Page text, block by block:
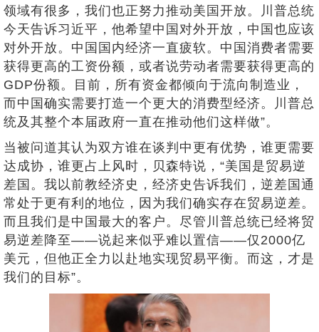
领域有很多，我们也正努力推动美国开放。川普总统
今天告诉习近平，他希望中国对外开放，中国也应该
对外开放。中国国内经济一直疲软。中国消费者需要
获得更高的工资份额，或者说劳动者需要获得更高的
GDP份额。目前，所有资金都倾向于流向制造业，
而中国确实需要打造一个更大的消费型经济。川普总
统及其整个本届政府一直在推动他们这样做”。
当被问道其认为双方谁在谈判中更有优势，谁更需要
达成协，谁更占上风时，贝森特说，“美国是贸易逆
差国。我以前教经济史，经济史告诉我们，逆差国通
常处于更有利的地位，因为我们确实存在贸易逆差。
而且我们是中国最大的客户。尽管川普总统已经将贸
易逆差降至——说起来似乎难以置信——仅2000亿
美元，但他正全力以赴地实现贸易平衡。而这，才是
我们的目标”。